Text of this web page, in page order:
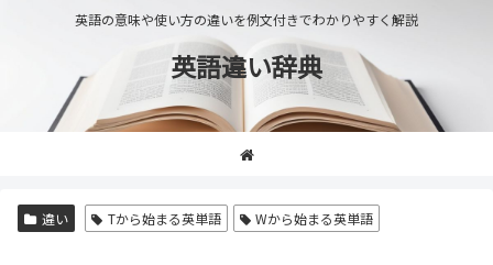
英語の意味や使い方の違いを例文付きでわかりやすく解説
英語違い辞典
違い Tから始まる英単語 Wから始まる英単語